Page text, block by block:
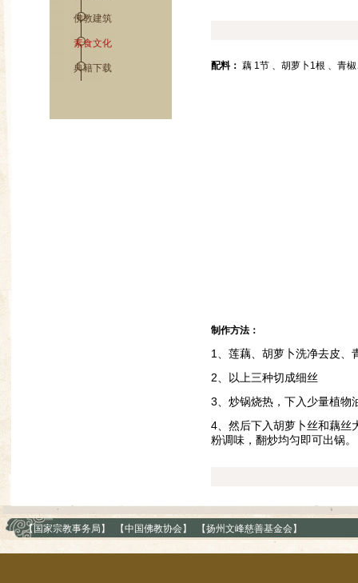
佛教建筑
素食文化
典籍下载 配料： 藕 1节 、胡萝卜1根 、青
制作方法：
1、莲藕、胡萝卜洗净去皮、
2、以上三种切成细丝
3、炒锅烧热，下入少量植物
4、然后下入胡萝卜丝和藕丝
粉调味，翻炒均匀即可出锅。
【国家宗教事务局】 【中国佛教协会】 【扬州文峰慈善基金会】